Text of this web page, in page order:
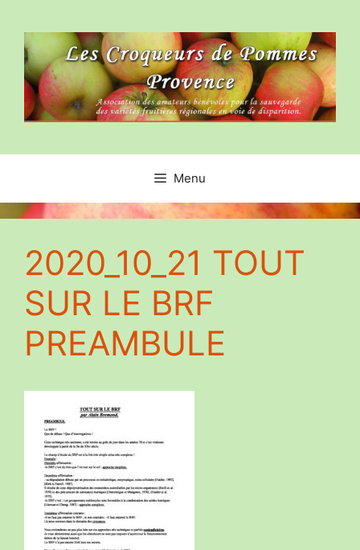
contenu
Menu
2020_10_21 TOUT
SUR LE BRF
PREAMBULE